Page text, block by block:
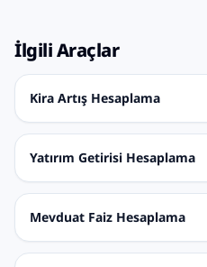
İlgili Araçlar
Kira Artış Hesaplama
Yatırım Getirisi Hesaplama
Mevduat Faiz Hesaplama